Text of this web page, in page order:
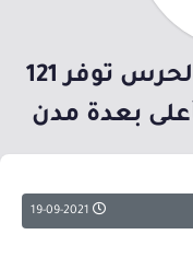
الشؤون الصحية بوزارة الحرس توفر 121
بعدة مدن